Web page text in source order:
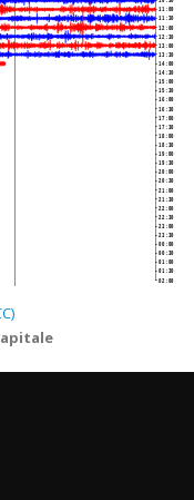
11:00
11:30
12:00
12:30
13:00
13:30
14:00
14:30
15:00
15:30
16:00
16:30
17:00
17:30
18:00
18:30
19:00
19:30
20:00
20:30
21:00
21:30
22:00
22:30
23:00
23:30
00:00
00:30
01:00
01:30
02:00